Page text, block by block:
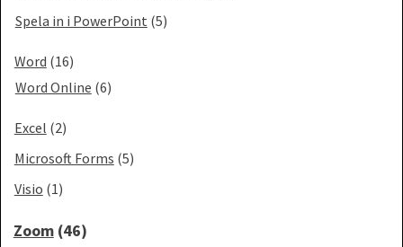
Spela in i PowerPoint (5)
Word (16)
Word Online (6)
Excel (2)
Microsoft Forms (5)
Visio (1)
Zoom(46)